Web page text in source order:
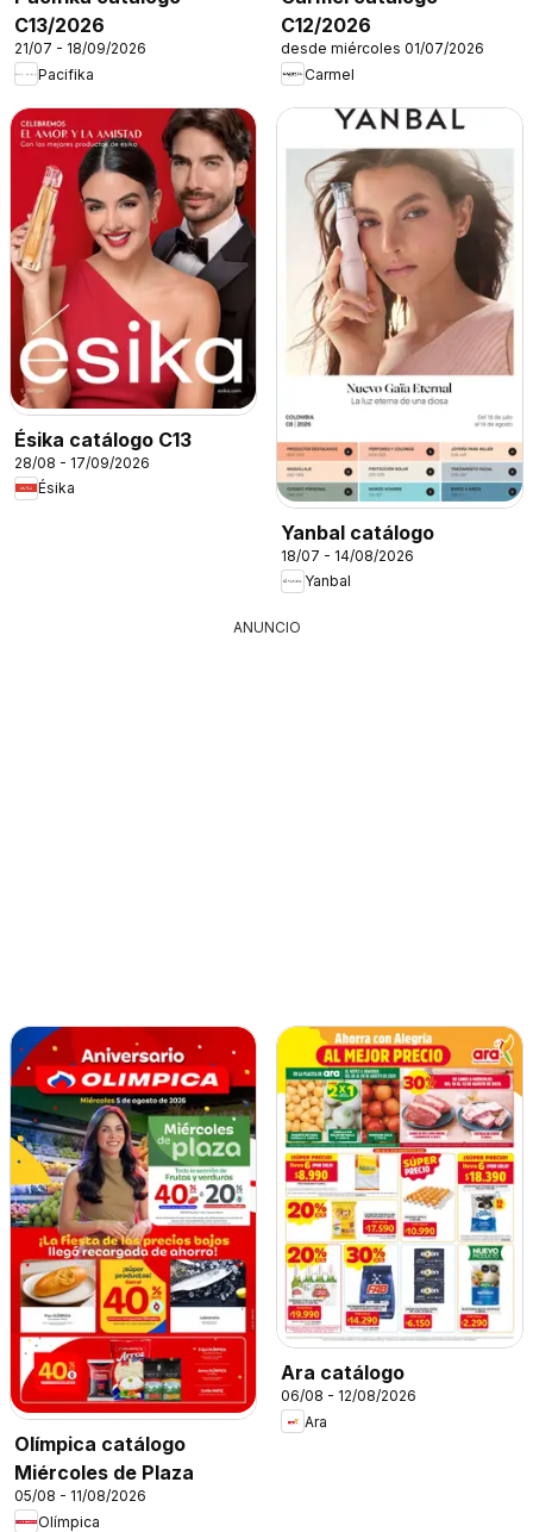
C13/2026
21/07 - 18/09/2026
Pacifika
C12/2026
desde miércoles 01/07/2026
Carmel
Ésika catálogo C13
28/08 - 17/09/2026
Ésika
Yanbal catálogo
18/07 - 14/08/2026
Yanbal
ANUNCIO
Olímpica catálogo
Miércoles de Plaza
05/08 - 11/08/2026
Olímpica
Ara catálogo
06/08 - 12/08/2026
Ara